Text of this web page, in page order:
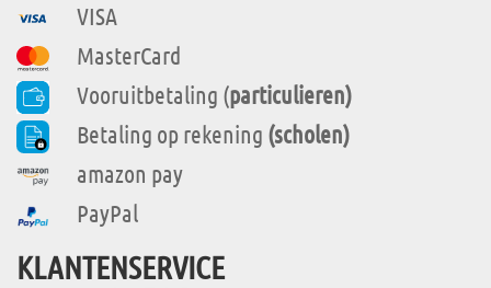
VISA
MasterCard
Vooruitbetaling (particulieren)
Betaling op rekening (scholen)
amazon pay
PayPal
KLANTENSERVICE